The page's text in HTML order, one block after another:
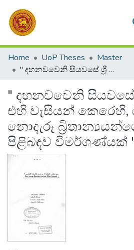
Communities & Collections
All of DSpace
Home UoP Theses
Master
" දහනවවෙනි සියවසේ ශ්‍රී ලංකාව සහ එහි වැසියන් කෙරෙහි, රාජ්‍ය නිලතල නොදැරූ බ්‍රිතාන්‍යයන්ගේ ආකල්පයන් පිළිබඳව විමර්ශණ්යක් "
" දහනවවෙනි සියවසේ
එහි වැසියන් කෙරෙහි,
නොදැරූ
පිළිබඳව විමර්ශණ්යක්